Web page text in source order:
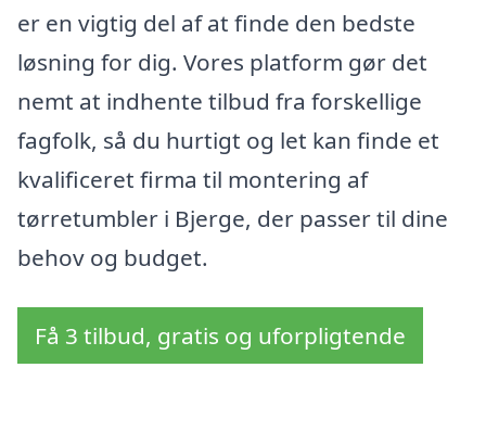
er en vigtig del af at finde den bedste
løsning for dig. Vores platform gør det
nemt at indhente tilbud fra forskellige
fagfolk, så du hurtigt og let kan finde et
kvalificeret firma til montering af
tørretumbler i Bjerge, der passer til dine
behov og budget.
Få 3 tilbud, gratis og uforpligtende